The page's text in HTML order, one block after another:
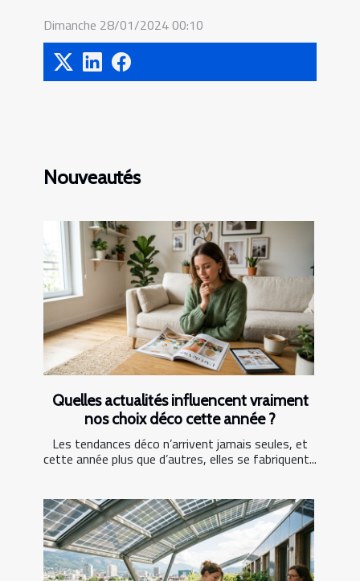
Dimanche 28/01/2024 00:10
Nouveautés
Quelles actualités influencent vraiment
nos choix déco cette année ?
Les tendances déco n’arrivent jamais seules, et
cette année plus que d’autres, elles se fabriquent...